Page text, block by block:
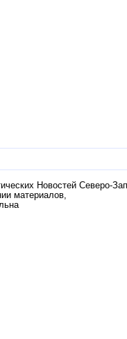
Новостей Северо-
материалов,